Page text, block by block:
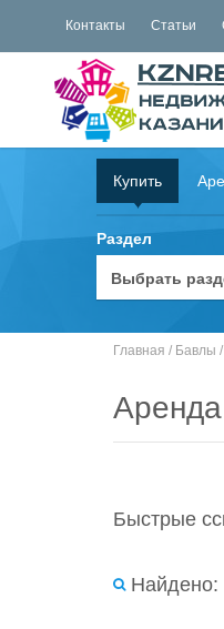
Контакты Статьи
Купить
Раздел
Главная / Бавлы /
Быстрые
Найдено: